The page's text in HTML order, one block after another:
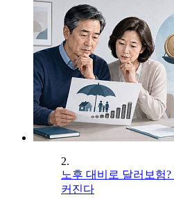
2.
노후 대비로 달러보험
커진다